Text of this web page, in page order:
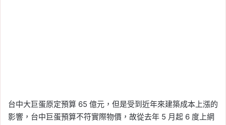
台中大巨蛋原定預算 65 億元，但是受到近年來建築成本上漲的
影響，台中巨蛋預算不符實際物價，故從去年 5 月起 6 度上網